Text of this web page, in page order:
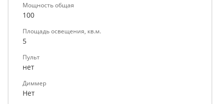
Мощность общая
100
Площадь освещения, кв.м.
5
Пульт
нет
Диммер
Нет